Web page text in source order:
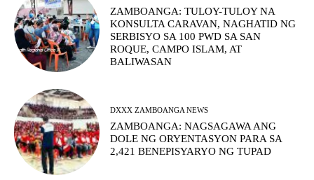
ZAMBOANGA: TULOY-TULOY NA
KONSULTA CARAVAN, NAGHATID NG
SERBISYO SA 100 PWD SA SAN
ROQUE, CAMPO ISLAM, AT
BALIWASAN
DXXX ZAMBOANGA NEWS
ZAMBOANGA: NAGSAGAWA ANG
DOLE NG ORYENTASYON PARA SA
2,421 BENEPISYARYO NG TUPAD